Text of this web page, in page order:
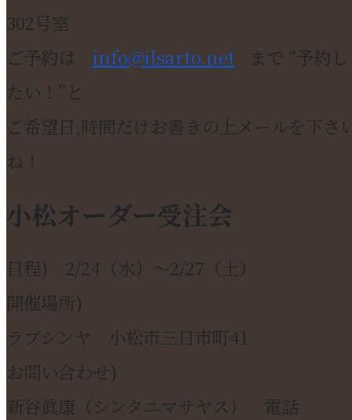
302号室
ご予約は info@ilsarto.net まで “予約し
たい！”と
ご希望日,時間だけお書きの上メールを下さ
ね！
小松オーダー受注会
日程) 2/24（水）～2/27（土）
開催場所)
ラブシンヤ 小松市三日市町41
お問い合わせ)
新谷眞康（シンタニマサヤス） 電話